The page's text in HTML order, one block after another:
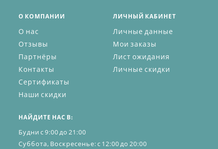
О КОМПАНИИ
О нас
Отзывы
Партнёры
Контакты
Сертификаты
Наши скидки
ЛИЧНЫЙ КАБИНЕТ
Личные данные
Мои заказы
Лист ожидания
Личные скидки
НАЙДИТЕ НАС В:
Будни с 9:00 до 21:00
Суббота, Воскресенье: с 12:00 до 20:00